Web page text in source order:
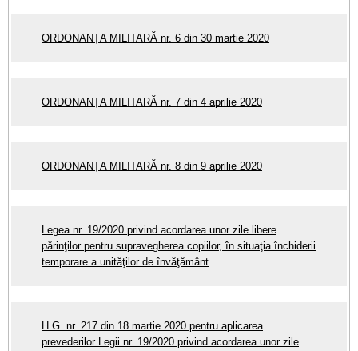
ORDONANȚA MILITARĂ nr. 6 din 30 martie 2020
ORDONANȚA MILITARĂ nr. 7 din 4 aprilie 2020
ORDONANȚA MILITARĂ nr. 8 din 9 aprilie 2020
Legea nr. 19/2020 privind acordarea unor zile libere
părinţilor pentru supravegherea copiilor, în situaţia închiderii
temporare a unităţilor de învăţământ
H.G. nr. 217 din 18 martie 2020 pentru aplicarea
prevederilor Legii nr. 19/2020 privind acordarea unor zile